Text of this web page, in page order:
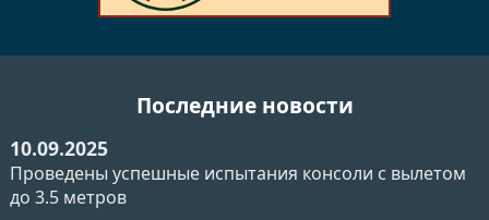
Последние новости
10.09.2025
Проведены успешные испытания консоли с вылетом
до 3.5 метров